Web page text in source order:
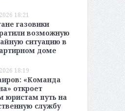
18:21
газовики
возможную
ситуацию в
доме
18:19
«Команда
откроет
юристам путь на
службу